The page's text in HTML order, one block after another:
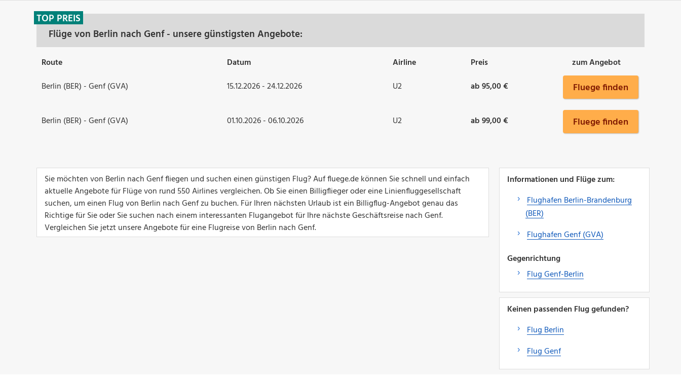
Flüge von Berlin nach Genf - unsere günstigsten Angebote:
TOP PREIS
Route Datum Airline Preis
zum Angebot
Berlin (BER) - Genf (GVA)
15.12.2026 - 24.12.2026 U2 ab 95,00 € Fluege finden
Berlin (BER) - Genf (GVA) 01.10.2026 - 06.10.2026 U2 ab 99,00 € Fluege finden
Sie möchten von Berlin nach Genf fliegen und suchen einen günstigen Flug? Auf fluege.de können Sie schnell und einfach
aktuelle Angebote für Flüge von rund 550 Airlines vergleichen. Ob Sie einen Billigflieger oder eine Linienfluggesellschaft
suchen, um einen Flug von Berlin nach Genf zu buchen. Für Ihren nächsten Urlaub ist ein Billigflug-Angebot genau das
Richtige für Sie oder Sie suchen nach einem interessanten Flugangebot für Ihre nächste Geschäftsreise nach Genf.
Vergleichen Sie jetzt unsere Angebote für eine Flugreise von Berlin nach Genf.
Informationen und Flüge zum:
Flughafen Berlin-Brandenburg
(BER)
Flughafen Genf (GVA)
Gegenrichtung
Flug Genf-Berlin
Keinen passenden Flug gefunden?
Flug Berlin
Flug Genf